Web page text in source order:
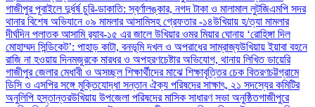
গাজীপুর পূবাইলে দুর্ধর্ষ চুরি-ডাকাতি: স্বর্ণালঙ্কার, নগদ টাকা ও মালামাল লুটজিএমপি সদর
থানার বিশেষ অভিযানে ০৯ মামলার আসামিসহ গ্রেফতার -১৪উখিয়ায় হ/ত্যা মামলার
দীর্ঘদিন পলাতক আসামি র‌্যাব-১৫ এর জালে ‎‎উখিয়ার ওমর মিয়ার ঘোনায় ‘রোহিঙ্গা দিল
মোহাম্মদ সিন্ডিকেট’: পাহাড় কাটা, বনভূমি দখল ও অপরাধের সাম্রাজ্যউখিয়ায় ইয়াবা বহনে
রাজি না হওয়ায় দিনমজুরকে মারধর ও অপহরণচেষ্টার অভিযোগ, থানায় লিখিত ডায়েরি
গাজীপুর জেলার মেধাবী ও অসচ্ছল শিক্ষার্থীদের মাঝে শিক্ষাবৃত্তির চেক বিতরণচট্টগ্রামে
ডিসি ও এসপির সঙ্গে মুক্তিযোদ্ধা সন্তান ঐক্য পরিষদের সাক্ষাৎ, ২১ সদস্যের কমিটির
অনুলিপি হস্তান্তরউখিয়ায় উপজেলা পরিষদের মাসিক সাধারণ সভা অনুষ্ঠিতগাজীপুরে